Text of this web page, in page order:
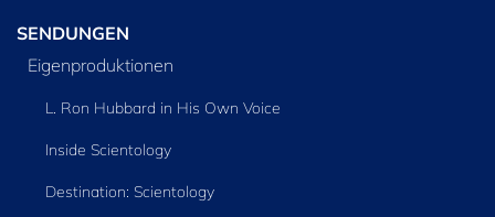
SENDUNGEN
Eigenproduktionen
L. Ron Hubbard in His Own Voice
Inside Scientology
Destination: Scientology